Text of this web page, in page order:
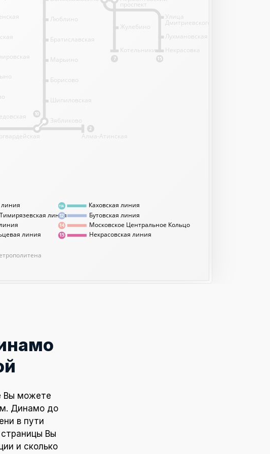
линия
линия
Каховская линия
Бутовская линия
Московское Центральное Кольцо
11А
линия
12
14
15 Некрасовская линия
7
2
10
15
проспект
Жулебино
Котельники
Люблино
Братиславская
Марьино
Борисово
Шипиловская
Зябликово
Алма-Атинская
Улица
Дмитриевского
Лухмановская
Некрасовка
Вы можете
Динамо до
в пути
Вы
и сколько